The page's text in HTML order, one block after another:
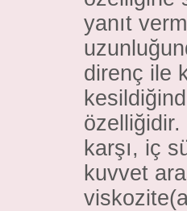
yanıt
direnç ile
karşı, iç
kuvvet